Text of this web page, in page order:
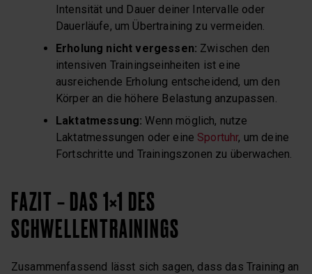
Intensität und Dauer deiner Intervalle oder
Dauerläufe, um Übertraining zu vermeiden.
Erholung nicht vergessen: Zwischen den
intensiven Trainingseinheiten ist eine
ausreichende Erholung entscheidend, um den
Körper an die höhere Belastung anzupassen.
Laktatmessung: Wenn möglich, nutze
Laktatmessungen oder eine Sportuhr, um deine
Fortschritte und Trainingszonen zu überwachen.
FAZIT – DAS 1×1 DES
SCHWELLENTRAININGS
Zusammenfassend lässt sich sagen, dass das Training an